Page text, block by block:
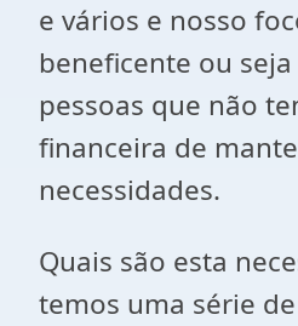
e vários e nosso
beneficente ou
pessoas que não
financeira de
necessidades.
Quais são esta
temos uma série